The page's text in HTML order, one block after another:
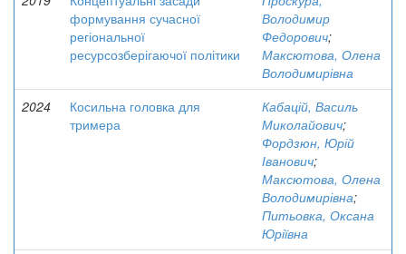
формування сучасної
регіональної
ресурсозберігаючої політики
Володимир
Федорович;
Максютова, Олена
Володимирівна
2024
Косильна головка для
тримера
Кабацій, Василь
Миколайович;
Фордзюн, Юрій
Іванович;
Максютова, Олена
Володимирівна;
Питьовка, Оксана
Юріївна